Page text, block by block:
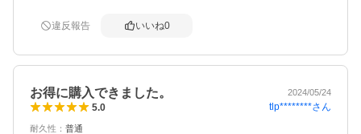
違反報告 いいね0
お得に購入できました。 2024/05/24
5.0 tlp********さん
耐久性 ： 普通